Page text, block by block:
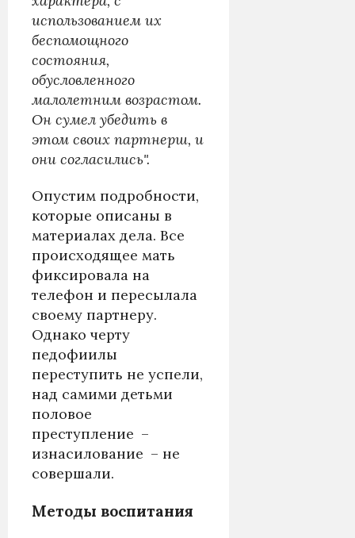
использованием их
беспомощного
состояния,
обусловленного
малолетним возрастом.
Он сумел убедить в
этом своих партнерш, и
они согласились".
Опустим подробности,
которые описаны в
материалах дела. Все
происходящее мать
фиксировала на
телефон и пересылала
своему партнеру.
Однако черту
педофиилы
переступить не успели,
над самими детьми
половое
преступление –
изнасилование – не
совершали.
Методы воспитания